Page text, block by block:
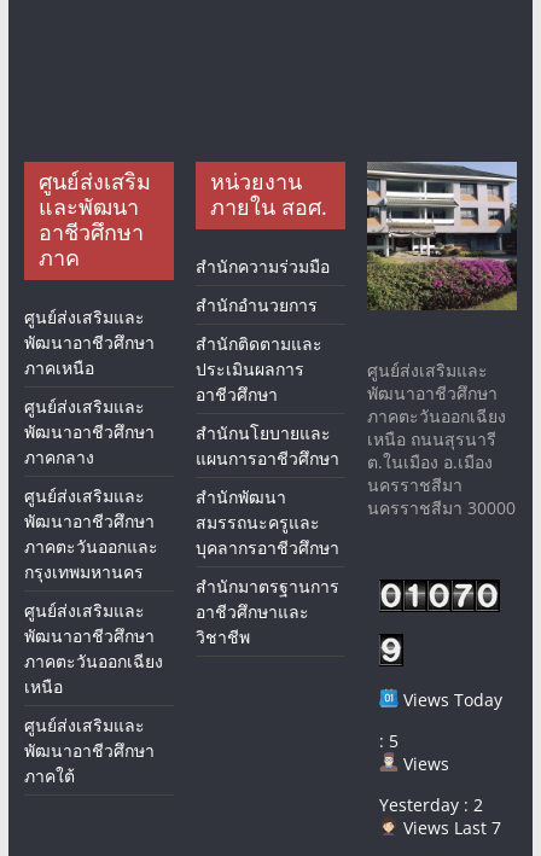
ศูนย์ส่งเสริม
และพัฒนา
อาชีวศึกษา
ภาค
ศูนย์ส่งเสริมและ
พัฒนาอาชีวศึกษา
ภาคเหนือ
ศูนย์ส่งเสริมและ
พัฒนาอาชีวศึกษา
ภาคกลาง
ศูนย์ส่งเสริมและ
พัฒนาอาชีวศึกษา
ภาคตะวันออกและ
กรุงเทพมหานคร
ศูนย์ส่งเสริมและ
พัฒนาอาชีวศึกษา
ภาคตะวันออกเฉียง
เหนือ
ศูนย์ส่งเสริมและ
พัฒนาอาชีวศึกษา
ภาคใต้
หน่วยงาน
ภายใน สอศ.
สำนักความร่วมมือ
สำนักอำนวยการ
สำนักติดตามและ
ประเมินผลการ
อาชีวศึกษา
สำนักนโยบายและ
แผนการอาชีวศึกษา
สำนักพัฒนา
สมรรถนะครูและ
บุคลากรอาชีวศึกษา
สำนักมาตรฐานการ
อาชีวศึกษาและ
วิชาชีพ
ศูนย์ส่งเสริมและ
พัฒนาอาชีวศึกษา
ภาคตะวันออกเฉียง
เหนือ ถนนสุรนารี
ต.ในเมือง อ.เมือง
นครราชสีมา
นครราชสีมา 30000
Views Today
: 5
Views
Yesterday : 2
Views Last 7